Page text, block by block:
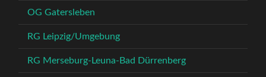
OG Gatersleben
RG Leipzig/Umgebung
RG Merseburg-Leuna-Bad Dürrenberg